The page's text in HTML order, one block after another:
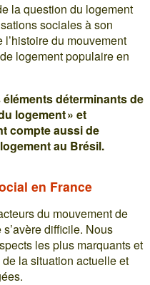
la question du logement
sociales à son
du mouvement
logement populaire en
déterminants de
logement » et
compte aussi de
au Brésil.
en France
du mouvement de
difficile. Nous
les plus marquants et
la situation actuelle et